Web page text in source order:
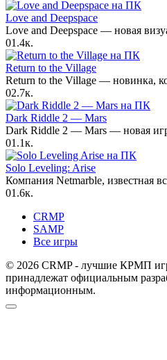
Love and Deepspace
Love and Deepspace — новая
01.4к.
Return to the Village
Return to the Village — новинка,
02.7к.
Dark Riddle 2 — Mars
Dark Riddle 2 — Mars — новая
01.1к.
Solo Leveling: Arise
Компания Netmarble, известная
01.6к.
CRMP
SAMP
Все игры
© 2026 CRMP - лучшие КРМП
принадлежат официальным
информационным.